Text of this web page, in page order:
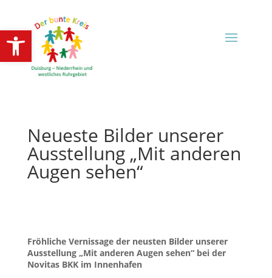
Open toolbar
Neueste Bilder unserer
Ausstellung „Mit anderen
Augen sehen“
Fröhliche Vernissage der neusten Bilder unserer
Ausstellung „Mit anderen Augen sehen“ bei der
Novitas BKK im Innenhafen